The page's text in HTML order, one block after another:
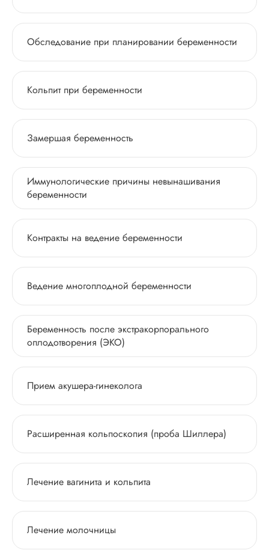
Обследование при планировании беременности
Кольпит при беременности
Замершая беременность
Иммунологические причины невынашивания
беременноcти
Контракты на ведение беременности
Ведение многоплодной беременности
Беременность после экстракорпорального
оплодотворения (ЭКО)
Прием акушера-гинеколога
Расширенная кольпоскопия (проба Шиллера)
Лечение вагинита и кольпита
Лечение молочницы